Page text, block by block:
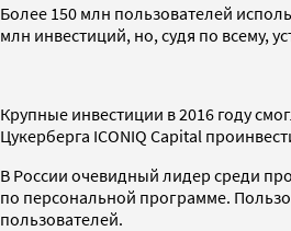
Более 150 млн пользователей
млн инвестиций, но, судя по всему,
Крупные инвестиции в 2016 году
Цукерберга ICONIQ Capital
В России очевидный лидер среди
по персональной программе.
пользователей.